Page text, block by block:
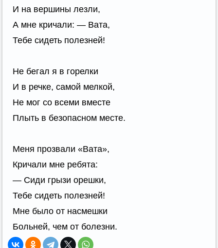
И на вершины лезли,
А мне кричали: — Вата,
Тебе сидеть полезней!
Не бегал я в горелки
И в речке, самой мелкой,
Не мог со всеми вместе
Плыть в безопасном месте.
Меня прозвали «Вата»,
Кричали мне ребята:
— Сиди грызи орешки,
Тебе сидеть полезней!
Мне было от насмешки
Больней, чем от болезни.